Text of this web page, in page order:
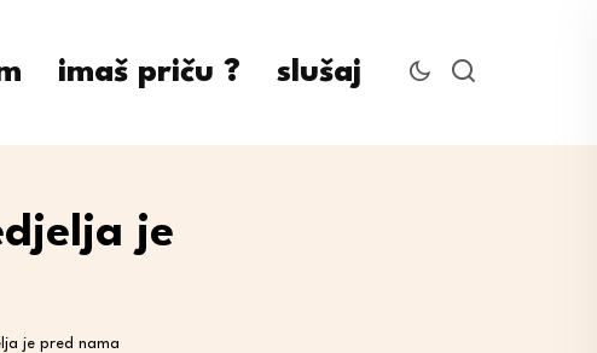
imaš priču ? slušaj
je
je pred nama